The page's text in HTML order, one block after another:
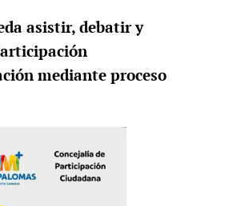
asistir, debatir y
mediante proceso